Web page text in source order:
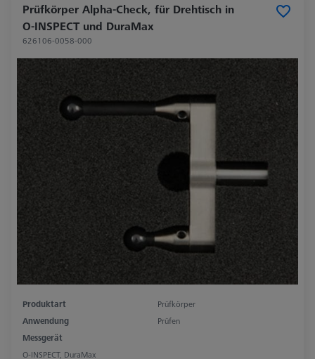
Prüfkörper Alpha-Check, für Drehtisch in
O-INSPECT und DuraMax
626106-0058-000
Produktart
Prüfkörper
Anwendung
Prüfen
Messgerät
O-INSPECT, DuraMax